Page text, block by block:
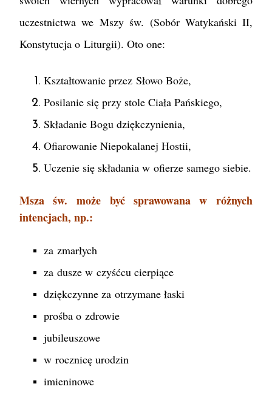
uczestnictwa we Mszy św. (Sobór Watykański II,
Konstytucja o Liturgii). Oto one:
Kształtowanie przez Słowo Boże,
Posilanie się przy stole Ciała Pańskiego,
Składanie Bogu dziękczynienia,
Ofiarowanie Niepokalanej Hostii,
Uczenie się składania w ofierze samego siebie.
Msza św. może być sprawowana w różnych
intencjach, np.:
za zmarłych
za dusze w czyśćcu cierpiące
dziękczynne za otrzymane łaski
prośba o zdrowie
jubileuszowe
w rocznicę urodzin
imieninowe